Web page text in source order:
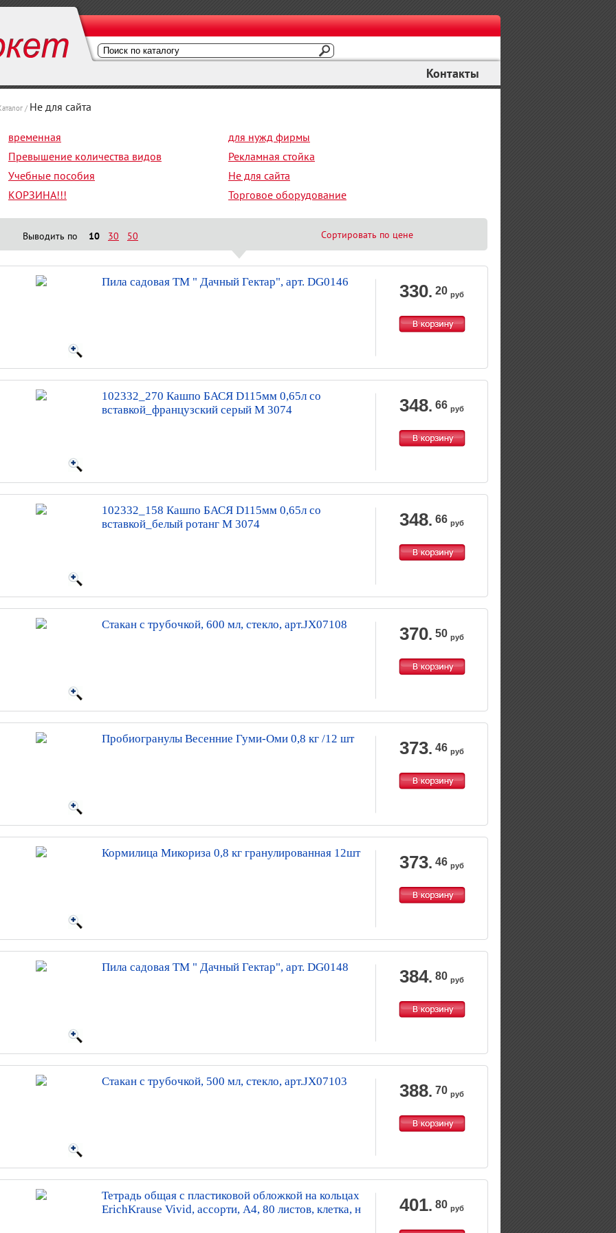
Контакты
/ Не для сайта
временная
для нужд фирмы
Превышение количества видов
Рекламная стойка
Учебные пособия
Не для сайта
КОРЗИНА!!!
Торговое оборудование
Выводить по 10 30 50 Сортировать по цене
Пила садовая ТМ " Дачный Гектар", арт. DG0146 330. 20 руб
102332_270 Кашпо БАСЯ D115мм 0,65л со
вставкой_французcкий серый М 3074
348. 66 руб
102332_158 Кашпо БАСЯ D115мм 0,65л со
вставкой_белый ротанг М 3074
348. 66 руб
Стакан с трубочкой, 600 мл, стекло, арт.JX07108 370. 50 руб
Пробиогранулы Весенние Гуми-Оми 0,8 кг /12 шт 373. 46 руб
Кормилица Микориза 0,8 кг гранулированная 12шт 373. 46 руб
Пила садовая ТМ " Дачный Гектар", арт. DG0148 384. 80 руб
Стакан с трубочкой, 500 мл, стекло, арт.JX07103 388. 70 руб
Тетрадь общая с пластиковой обложкой на кольцах
ErichKrause Vivid, ассорти, А4, 80 листов, клетка, н
401. 80 руб